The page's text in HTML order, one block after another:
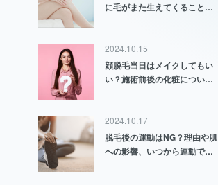
に毛がまた生えてくることは
2024.10.15
顔脱毛当日はメイクしてもい
い？施術前後の化粧について
2024.10.17
脱毛後の運動はNG？理由や肌
への影響、いつから運動でき